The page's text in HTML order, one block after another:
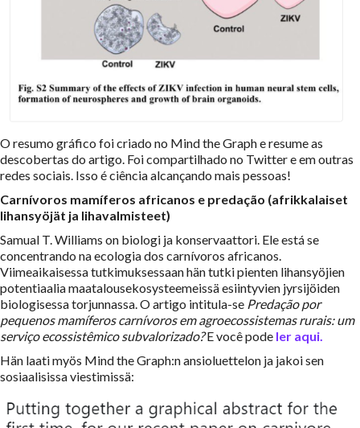
O resumo gráfico foi criado no Mind the Graph e resume as
descobertas do artigo. Foi compartilhado no Twitter e em outras
redes sociais. Isso é ciência alcançando mais pessoas!
Carnívoros mamíferos africanos e predação (afrikkalaiset
lihansyöjät ja lihavalmisteet)
Samual T. Williams on biologi ja konservaattori. Ele está se
concentrando na ecologia dos carnívoros africanos.
Viimeaikaisessa tutkimuksessaan hän tutki pienten lihansyöjien
potentiaalia maatalousekosysteemeissä esiintyvien jyrsijöiden
biologisessa torjunnassa.O artigo intitula-se Predação por
pequenos mamíferos carnívoros em agroecossistemas rurais: um
serviço ecossistêmico subvalorizado?E você pode ler aqui.
Hän laati myös Mind the Graph:n ansioluettelon ja jakoi sen
sosiaalisissa viestimissä: